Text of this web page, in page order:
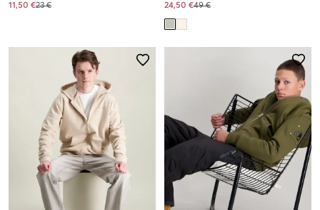
11,50 €23 €
24,50 €49 €